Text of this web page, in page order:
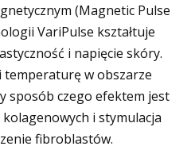
(Magnetic Pulse
VariPulse kształtuje
i napięcie skóry.
temperaturę w obszarze
sposób czego efektem jest
i stymulacja
fibroblastów.